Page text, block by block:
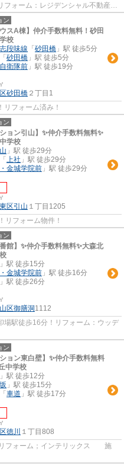
フォーム：レジデンシャル不動産
フォ...
ン
スA棟】仲介手数料無料！砂田
校
段味線 「 砂田橋 」駅 徒歩5分
「 砂田橋 」駅 徒歩5分
衛隊前 」駅 徒歩19分
砂田橋 ２丁目1
フォーム済み！
ン
ョン引山】✨️仲介手数料無料✨️
学校
」駅 徒歩29分
「 上社 」駅 徒歩29分
金城学院前 」駅 徒歩29分
区引山 １丁目1205
リフォーム物件！
ン
館】✨️仲介手数料無料✨️大森北
」駅 徒歩15分
金城学院前 」駅 徒歩16分
」駅 徒歩26分
区御膳洞 1112
場駅徒歩16分！リフォーム：ウッデ
ン
ョン東白壁】✨️仲介手数料無料
中学校
」駅 徒歩12分
」駅 徒歩15分
「 車道 」駅 徒歩17分
徳川 １丁目808
リフォーム；インテリックス 施